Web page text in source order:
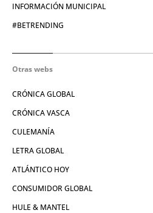
INFORMACIÓN MUNICIPAL
#BETRENDING
Otras webs
CRÓNICA GLOBAL
CRÓNICA VASCA
CULEMANÍA
LETRA GLOBAL
ATLÁNTICO HOY
CONSUMIDOR GLOBAL
HULE & MANTEL